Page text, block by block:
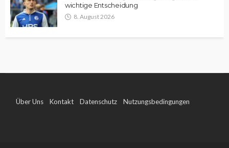
wichtige Entscheidung
8. August 2026
Über Uns Kontakt Datenschutz Nutzungsbedingungen